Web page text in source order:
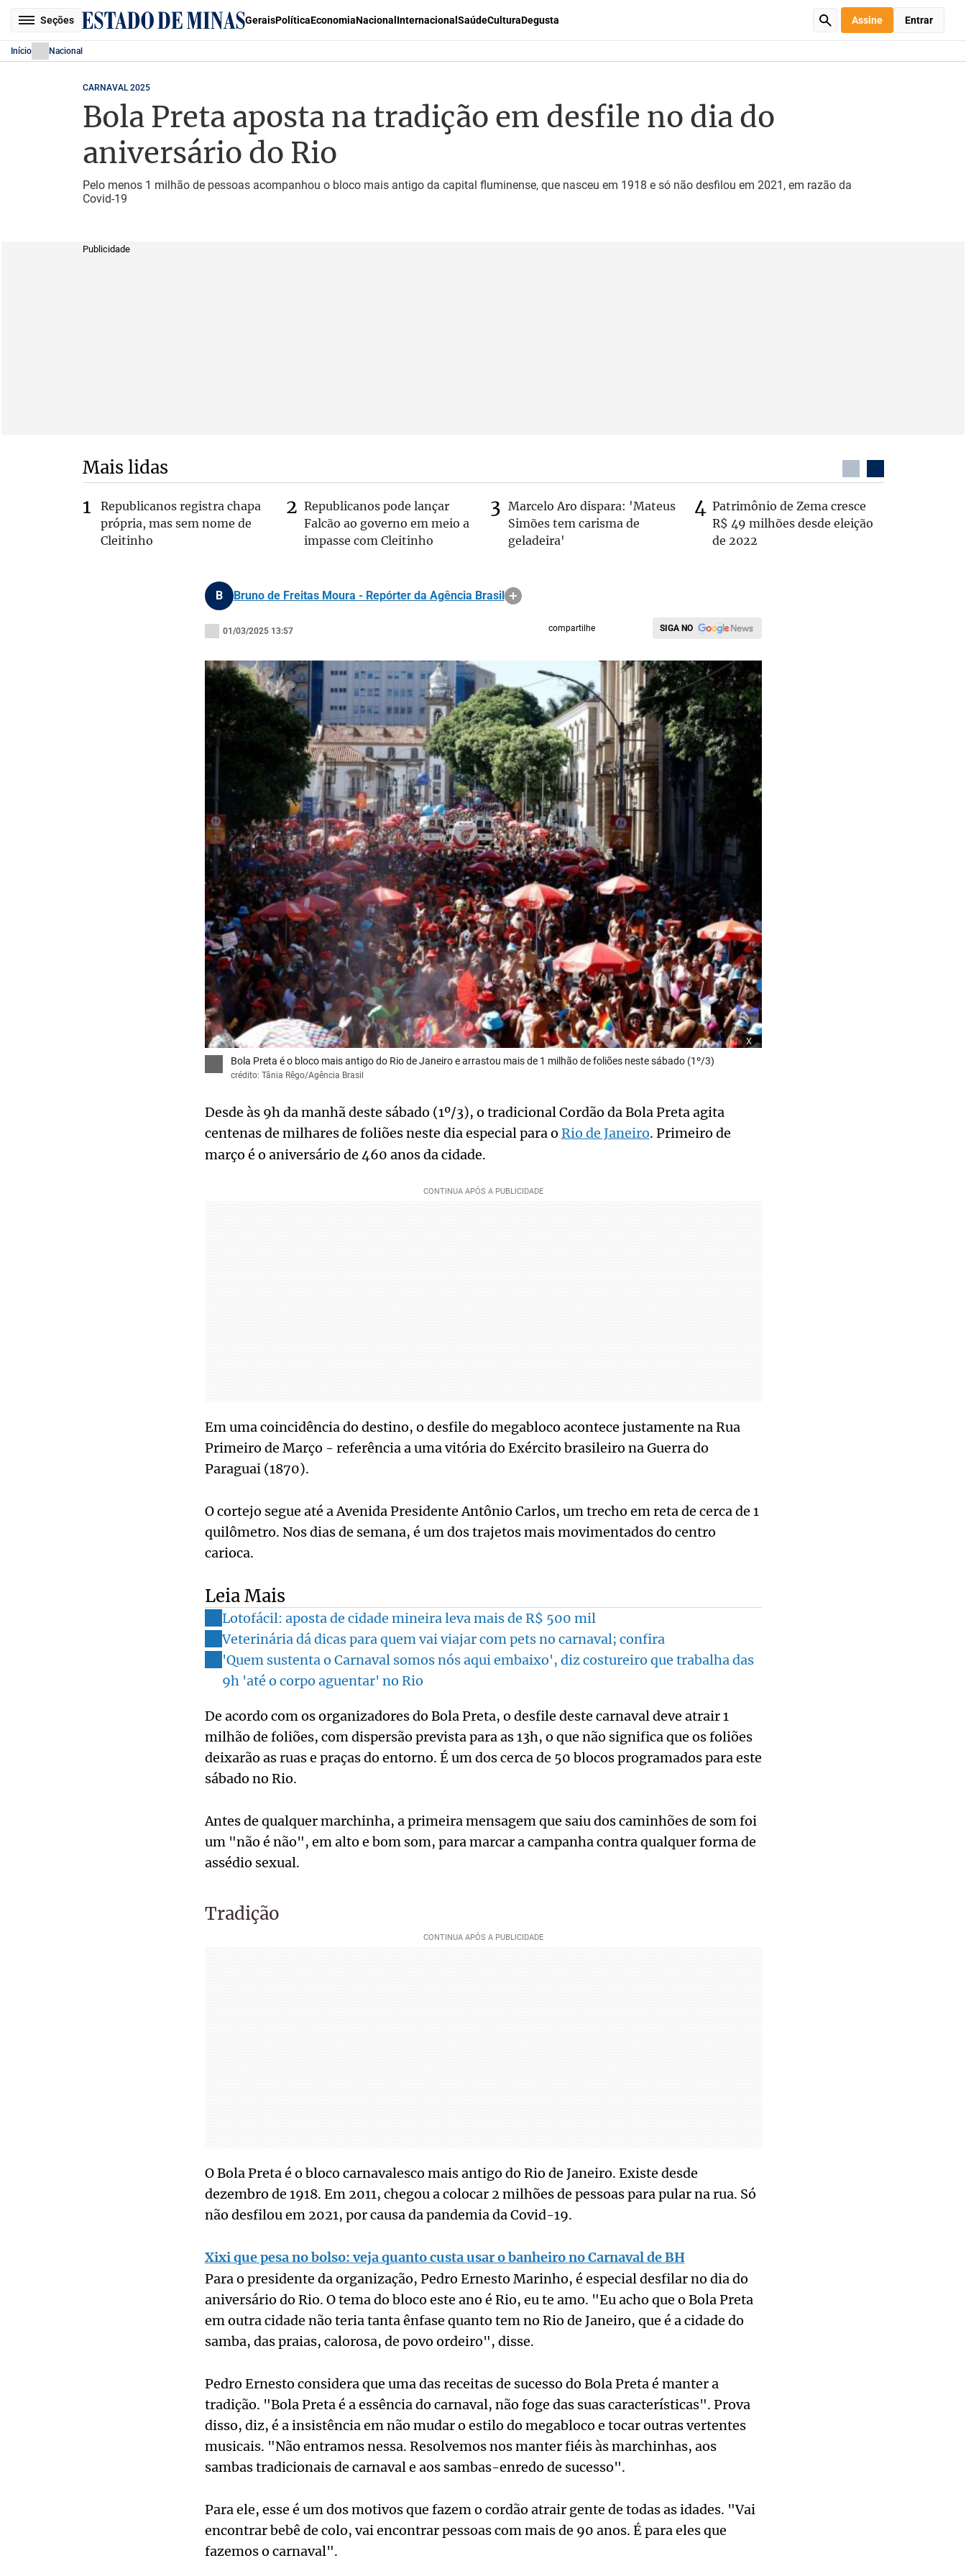
Seções GeraisPolíticaEconomiaNacional Internacional SaúdeCulturaDegusta Assine Entrar
Início Nacional
CARNAVAL 2025
Bola Preta aposta na tradição em desfile no dia do
aniversário do Rio
Pelo menos 1 milhão de pessoas acompanhou o bloco mais antigo da capital fluminense, que nasceu em 1918 e só não desfilou em 2021, em razão da
Covid-19
Publicidade
Mais lidas
Republicanos registra chapa
própria, mas sem nome de
Cleitinho
Republicanos pode lançar
Falcão ao governo em meio a
impasse com Cleitinho
Marcelo Aro dispara: 'Mateus
Simões tem carisma de
geladeira'
Patrimônio de Zema cresce
R$ 49 milhões desde eleição
de 2022
B Bruno de Freitas Moura - Repórter da Agência Brasil
01/03/2025 13:57 compartilhe SIGA NO
x
Bola Preta é o bloco mais antigo do Rio de Janeiro e arrastou mais de 1 milhão de foliões neste sábado (1º/3)
crédito: Tânia Rêgo/Agência Brasil
Desde às 9h da manhã deste sábado (1º/3), o tradicional Cordão da Bola Preta agita
centenas de milhares de foliões neste dia especial para o Rio de Janeiro. Primeiro de
março é o aniversário de 460 anos da cidade.
Em uma coincidência do destino, o desfile do megabloco acontece justamente na Rua
Primeiro de Março - referência a uma vitória do Exército brasileiro na Guerra do
Paraguai (1870).
O cortejo segue até a Avenida Presidente Antônio Carlos, um trecho em reta de cerca de 1
quilômetro. Nos dias de semana, é um dos trajetos mais movimentados do centro
carioca.
Leia Mais
Lotofácil: aposta de cidade mineira leva mais de R$ 500 mil
Veterinária dá dicas para quem vai viajar com pets no carnaval; confira
'Quem sustenta o Carnaval somos nós aqui embaixo', diz costureiro que trabalha das
9h 'até o corpo aguentar' no Rio
De acordo com os organizadores do Bola Preta, o desfile deste carnaval deve atrair 1
milhão de foliões, com dispersão prevista para as 13h, o que não significa que os foliões
deixarão as ruas e praças do entorno. É um dos cerca de 50 blocos programados para este
sábado no Rio.
Antes de qualquer marchinha, a primeira mensagem que saiu dos caminhões de som foi
um "não é não", em alto e bom som, para marcar a campanha contra qualquer forma de
assédio sexual.
Tradição
O Bola Preta é o bloco carnavalesco mais antigo do Rio de Janeiro. Existe desde
dezembro de 1918. Em 2011, chegou a colocar 2 milhões de pessoas para pular na rua. Só
não desfilou em 2021, por causa da pandemia da Covid-19.
Xixi que pesa no bolso: veja quanto custa usar o banheiro no Carnaval de BH
Para o presidente da organização, Pedro Ernesto Marinho, é especial desfilar no dia do
aniversário do Rio. O tema do bloco este ano é Rio, eu te amo. "Eu acho que o Bola Preta
em outra cidade não teria tanta ênfase quanto tem no Rio de Janeiro, que é a cidade do
samba, das praias, calorosa, de povo ordeiro", disse.
Pedro Ernesto considera que uma das receitas de sucesso do Bola Preta é manter a
tradição. "Bola Preta é a essência do carnaval, não foge das suas características". Prova
disso, diz, é a insistência em não mudar o estilo do megabloco e tocar outras vertentes
musicais. "Não entramos nessa. Resolvemos nos manter fiéis às marchinhas, aos
sambas tradicionais de carnaval e aos sambas-enredo de sucesso".
Para ele, esse é um dos motivos que fazem o cordão atrair gente de todas as idades. "Vai
encontrar bebê de colo, vai encontrar pessoas com mais de 90 anos. É para eles que
fazemos o carnaval".